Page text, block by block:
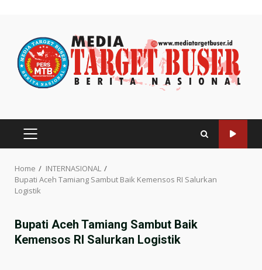
content
PRIMARY
Home
INTERNASIONAL
Bupati Aceh Tamiang Sambut Baik Kemensos RI Salurkan
Logistik
Bupati Aceh Tamiang Sambut Baik
Kemensos RI Salurkan Logistik